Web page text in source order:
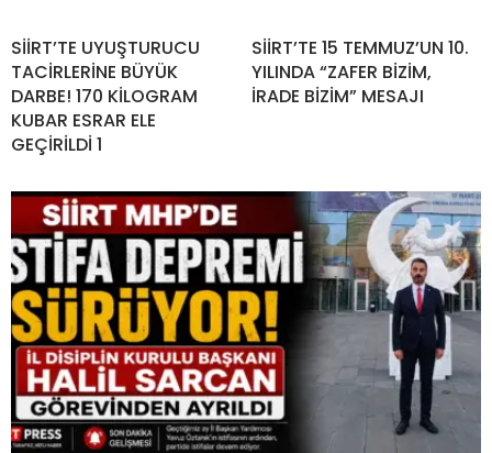
SİİRT’TE UYUŞTURUCU
TACİRLERİNE BÜYÜK
DARBE! 170 KİLOGRAM
KUBAR ESRAR ELE
GEÇİRİLDİ 1
SİİRT’TE 15 TEMMUZ’UN 10.
YILINDA “ZAFER BİZİM,
İRADE BİZİM” MESAJI